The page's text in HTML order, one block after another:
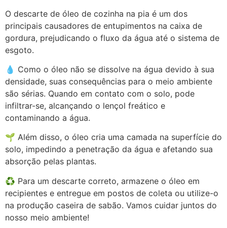
O descarte de óleo de cozinha na pia é um dos
principais causadores de entupimentos na caixa de
gordura, prejudicando o fluxo da água até o sistema de
esgoto.
💧 Como o óleo não se dissolve na água devido à sua
densidade, suas consequências para o meio ambiente
são sérias. Quando em contato com o solo, pode
infiltrar-se, alcançando o lençol freático e
contaminando a água.
🌱 Além disso, o óleo cria uma camada na superfície do
solo, impedindo a penetração da água e afetando sua
absorção pelas plantas.
♻️ Para um descarte correto, armazene o óleo em
recipientes e entregue em postos de coleta ou utilize-o
na produção caseira de sabão. Vamos cuidar juntos do
nosso meio ambiente!